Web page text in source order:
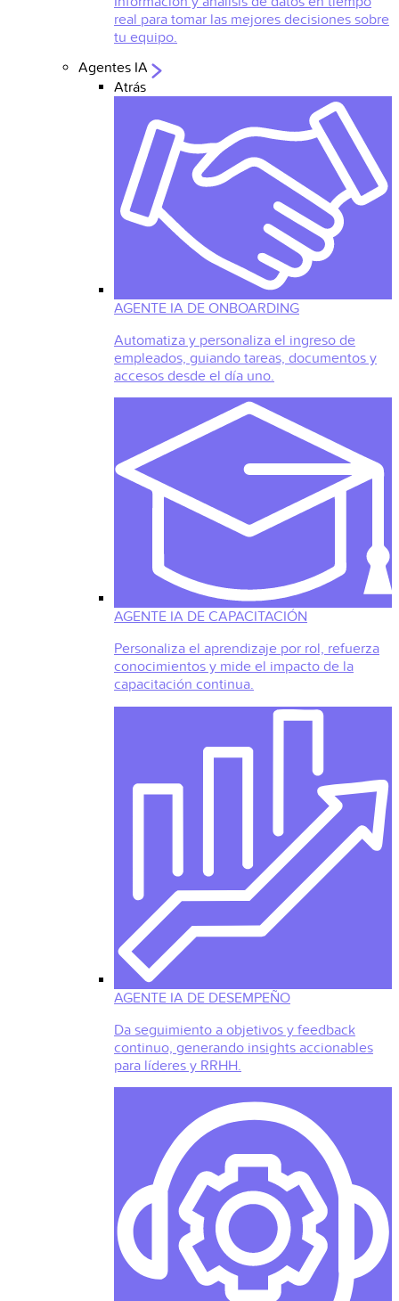
real para tomar las mejores decisiones sobre
tu equipo.
Agentes IA
Atrás
AGENTE IA DE ONBOARDING
Automatiza y personaliza el ingreso de
empleados, guiando tareas, documentos y
accesos desde el día uno.
AGENTE IA DE CAPACITACIÓN
Personaliza el aprendizaje por rol, refuerza
conocimientos y mide el impacto de la
capacitación continua.
AGENTE IA DE DESEMPEÑO
Da seguimiento a objetivos y feedback
continuo, generando insights accionables
para líderes y RRHH.